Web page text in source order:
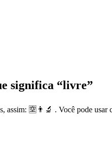
significa “livre”
assim: 🈳👨‍🔬 . Você pode usar